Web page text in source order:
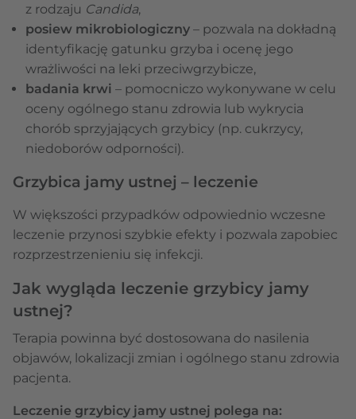
z rodzaju Candida,
posiew mikrobiologiczny – pozwala na dokładną
identyfikację gatunku grzyba i ocenę jego
wrażliwości na leki przeciwgrzybicze,
badania krwi – pomocniczo wykonywane w celu
oceny ogólnego stanu zdrowia lub wykrycia
chorób sprzyjających grzybicy (np. cukrzycy,
niedoborów odporności).
Grzybica jamy ustnej – leczenie
W większości przypadków odpowiednio wczesne
leczenie przynosi szybkie efekty i pozwala zapobiec
rozprzestrzenieniu się infekcji.
Jak wygląda leczenie grzybicy jamy
ustnej?
Terapia powinna być dostosowana do nasilenia
objawów, lokalizacji zmian i ogólnego stanu zdrowia
pacjenta.
Leczenie grzybicy jamy ustnej polega na: